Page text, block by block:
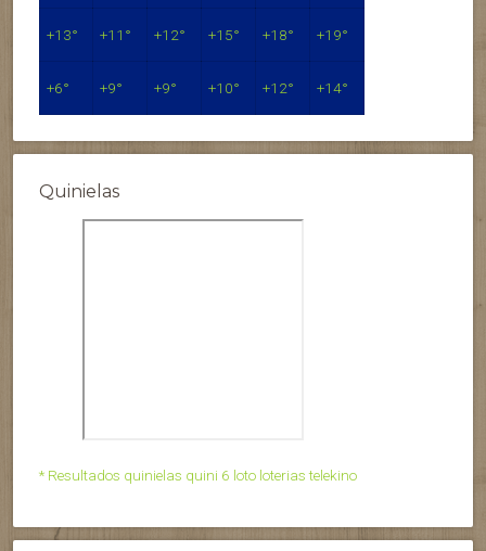
+13° +11° +12° +15° +18° +19°
+6° +9° +9° +10° +12° +14°
Quinielas
* Resultados quinielas quini 6 loto loterias telekino